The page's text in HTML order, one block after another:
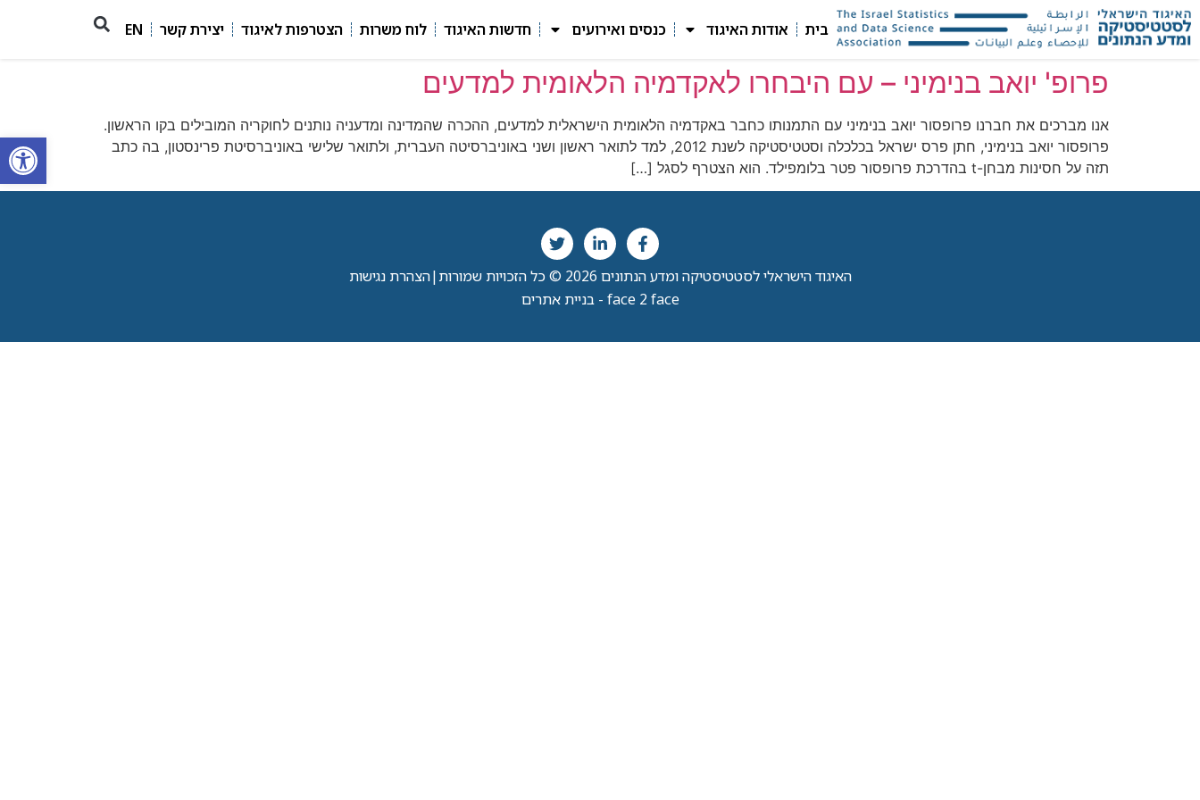
פתח
בית אודות האיגוד כנסים ואירועים חדשות האיגוד לוח משרות הצטרפות לאיגוד יצירת קשר EN
פרופ' יואב בנימיני – עם היבחרו לאקדמיה הלאומית למדעים
אנו מברכים את חברנו פרופסור יואב בנימיני עם התמנותו כחבר באקדמיה הלאומית הישראלית למדעים, ההכרה שהמדינה ומדעניה נותנים לחוקריה המובילים בקו הראשון.
פרופסור יואב בנימיני, חתן פרס ישראל בכלכלה וסטטיסטיקה לשנת 2012, למד לתואר ראשון ושני באוניברסיטה העברית, ולתואר שלישי באוניברסיטת פרינסטון, בה כתב
תזה על חסינות מבחן-t בהדרכת פרופסור פטר בלומפילד. הוא הצטרף לסגל […]
האיגוד הישראלי לסטטיסטיקה ומדע הנתונים 2026 © כל הזכויות שמורות |הצהרת נגישות
face 2 face - בניית אתרים